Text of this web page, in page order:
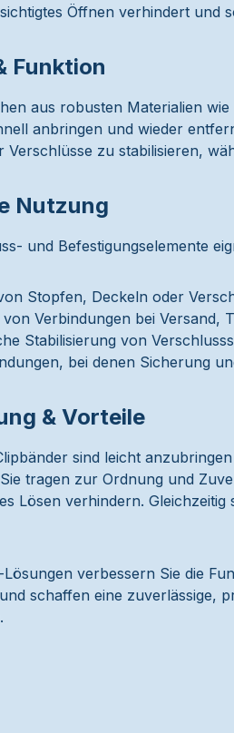
Öffnen verhindert und
Funktion
aus robusten Materialien
anbringen und wieder
Verschlüsse zu stabilisieren,
Nutzung
und Befestigungselemente
Stopfen, Deckeln oder
Verbindungen bei Versand,
Stabilisierung von
bei denen Sicherung
& Vorteile
sind leicht
tragen zur Ordnung und
Lösen verhindern.
Lösungen verbessern Sie die
schaffen eine zuverlässige,